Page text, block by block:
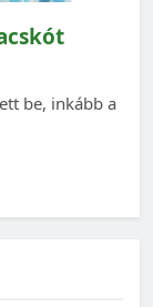
be, inkább a